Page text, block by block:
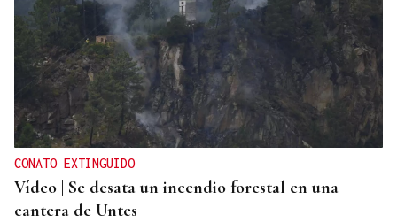
CONATO EXTINGUIDO
Vídeo | Se desata un incendio forestal en una
cantera de Untes